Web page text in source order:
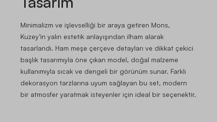
Minimalizm ve işlevselliği bir araya getiren Mons,
Kuzey’in yalın estetik anlayışından ilham alarak
tasarlandı. Ham meşe çerçeve detayları ve dikkat çekici
başlık tasarımıyla öne çıkan model, doğal malzeme
kullanımıyla sıcak ve dengeli bir görünüm sunar. Farklı
dekorasyon tarzlarına uyum sağlayan bu set, modern
bir atmosfer yaratmak isteyenler için ideal bir seçenektir.